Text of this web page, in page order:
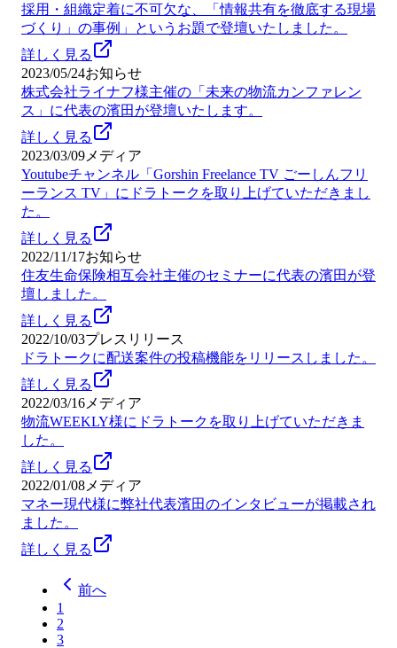
採用・組織定着に不可欠な、「情報共有を徹底する現場
づくり」の事例」というお題で登壇いたしました。
詳しく見る
2023/05/24お知らせ
株式会社ライナフ様主催の「未来の物流カンファレン
ス」に代表の濱田が登壇いたします。
詳しく見る
2023/03/09 メディア
Youtubeチャンネル「Gorshin Freelance TV ごーしんフリ
ーランス TV」にドラトークを取り上げていただきまし
た。
詳しく見る
2022/11/17お知らせ
住友生命保険相互会社主催のセミナーに代表の濱田が登
壇しました。
詳しく見る
2022/10/03プレスリリース
ドラトークに配送案件の投稿機能をリリースしました。
詳しく見る
2022/03/16 メディア
物流WEEKLY様にドラトークを取り上げていただきま
した。
詳しく見る
2022/01/08 メディア
マネー現代様に弊社代表濱田のインタビューが掲載され
ました。
詳しく見る
前へ
1
2
3